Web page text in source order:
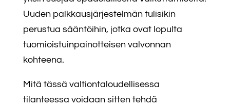
Uuden palkkausjärjestelmän tulisikin
perustua sääntöihin, jotka ovat lopulta
tuomioistuinpainotteisen valvonnan
kohteena.
Mitä tässä valtiontaloudellisessa
tilanteessa voidaan sitten tehdä